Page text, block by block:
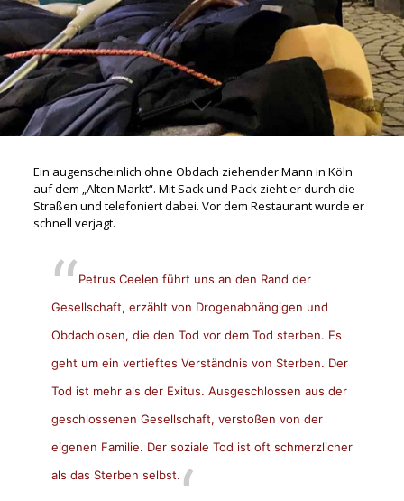
Ein augenscheinlich ohne Obdach ziehender Mann in Köln
auf dem „Alten Markt“. Mit Sack und Pack zieht er durch die
Straßen und telefoniert dabei. Vor dem Restaurant wurde er
schnell verjagt.
Petrus Ceelen führt uns an den Rand der
Gesellschaft, erzählt von Drogenabhängigen und
Obdachlosen, die den Tod vor dem Tod sterben. Es
geht um ein vertieftes Verständnis von Sterben. Der
Tod ist mehr als der Exitus. Ausgeschlossen aus der
geschlossenen Gesellschaft, verstoßen von der
eigenen Familie. Der soziale Tod ist oft schmerzlicher
als das Sterben selbst.